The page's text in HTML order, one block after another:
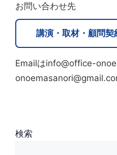
お問い合わせ先
講演・取材・顧問
Emailはinfo@office-
検索